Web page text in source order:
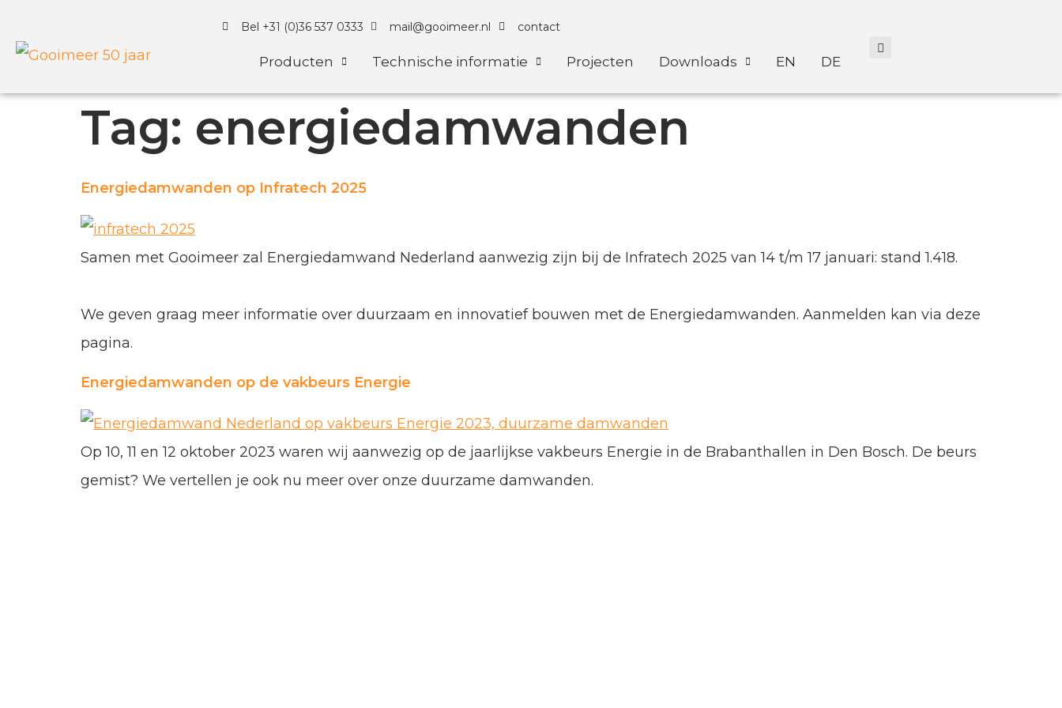
Bel +31 (0)36 537 0333 mail@gooimeer.nl contact
Producten Technische informatie Projecten Downloads EN DE
Tag: energiedamwanden
Energiedamwanden op Infratech 2025
Samen met Gooimeer zal Energiedamwand Nederland aanwezig zijn bij de Infratech 2025 van 14 t/m 17 januari: stand 1.418.
We geven graag meer informatie over duurzaam en innovatief bouwen met de Energiedamwanden. Aanmelden kan via deze
pagina.
Energiedamwanden op de vakbeurs Energie
Op 10, 11 en 12 oktober 2023 waren wij aanwezig op de jaarlijkse vakbeurs Energie in de Brabanthallen in Den Bosch. De beurs
gemist? We vertellen je ook nu meer over onze duurzame damwanden.